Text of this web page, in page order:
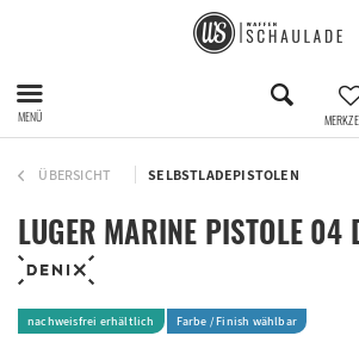
MENÜ
ÜBERSICHT SELBSTLADEPISTOLEN
LUGER MARINE PISTOLE 04
nachweisfrei erhältlich Farbe / Finish wählbar